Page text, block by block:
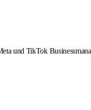
und TikTok